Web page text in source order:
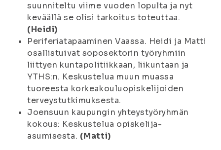
suunniteltu viime vuoden lopulta ja nyt
keväällä se olisi tarkoitus toteuttaa.
(Heidi)
Periferiatapaaminen Vaassa. Heidi ja Matti
osallistuivat soposektorin työryhmiin
liittyen kuntapolitiikkaan, liikuntaan ja
YTHS:n. Keskustelua muun muassa
tuoreesta korkeakouluopiskelijoiden
terveystutkimuksesta.
Joensuun kaupungin yhteystyöryhmän
kokous: Keskustelua opiskelija-
asumisesta. (Matti)